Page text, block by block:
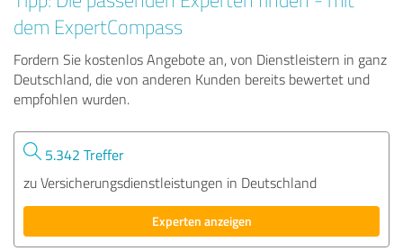
dem ExpertCompass
Fordern Sie kostenlos Angebote an, von Dienstleistern in ganz
Deutschland, die von anderen Kunden bereits bewertet und
empfohlen wurden.
5.342 Treffer
zu Versicherungsdienstleistungen in Deutschland
Experten anzeigen